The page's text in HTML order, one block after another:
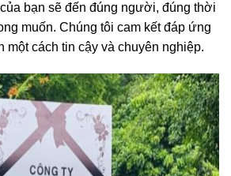
bạn sẽ đến đúng người, đúng thời
muốn. Chúng tôi cam kết đáp ứng
một cách tin cậy và chuyên nghiệp.